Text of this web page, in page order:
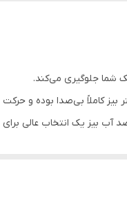
شما جلوگیری می‌کند.
بیز کاملاً بی‌صدا بوده و
آب بیز یک انتخاب عالی